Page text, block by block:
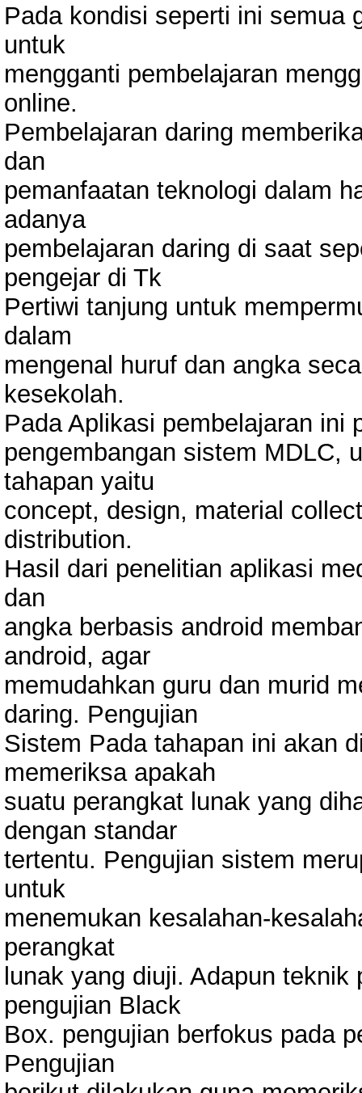
Pada kondisi seperti ini semua
untuk
mengganti pembelajaran
online.
Pembelajaran daring
dan
pemanfaatan teknologi dalam
adanya
pembelajaran daring di saat
pengejar di Tk
Pertiwi tanjung untuk
dalam
mengenal huruf dan angka
kesekolah.
Pada Aplikasi pembelajaran ini
pengembangan sistem MDLC,
tahapan yaitu
concept, design, material
distribution.
Hasil dari penelitian aplikasi
dan
angka berbasis android
android, agar
memudahkan guru dan murid
daring. Pengujian
Sistem Pada tahapan ini akan
memeriksa apakah
suatu perangkat lunak yang
dengan standar
tertentu. Pengujian sistem
untuk
menemukan kesalahan-
perangkat
lunak yang diuji. Adapun
pengujian Black
Box. pengujian berfokus pada
Pengujian